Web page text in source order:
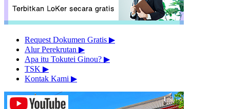
Request Dokumen Gratis ▶︎
Alur Perekrutan ▶︎
Apa itu Tokutei Ginou? ▶︎
TSK ▶︎
Kontak Kami ▶︎